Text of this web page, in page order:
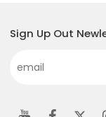
Sign Up Out